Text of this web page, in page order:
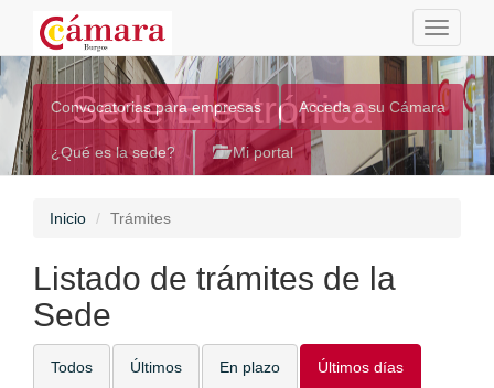
Toggle
Sede Electrónica
Convocatorias para empresas Acceda a su Cámara
¿Qué es la sede? Mi portal
Inicio Trámites
Listado de trámites de la
Sede
Todos Últimos En plazo Últimos días